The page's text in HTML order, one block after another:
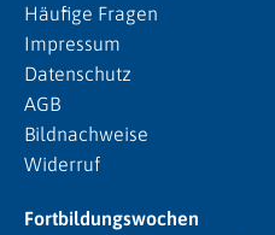
Häufige Fragen
Impressum
Datenschutz
AGB
Bildnachweise
Widerruf
Fortbildungswochen